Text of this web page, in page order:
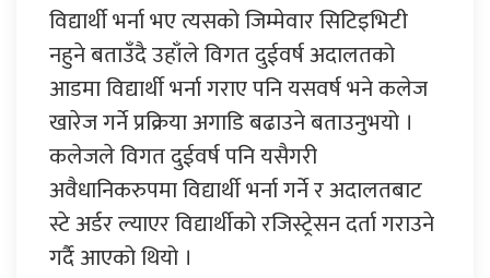
विद्यार्थी भर्ना भए त्यसको जिम्मेवार सिटिइभिटी
नहुने बताउँदै उहाँले विगत दुईवर्ष अदालतको
आडमा विद्यार्थी भर्ना गराए पनि यसवर्ष भने कलेज
खारेज गर्ने प्रक्रिया अगाडि बढाउने बताउनुभयो ।
कलेजले विगत दुईवर्ष पनि यसैगरी
अवैधानिकरुपमा विद्यार्थी भर्ना गर्ने र अदालतबाट
स्टे अर्डर ल्याएर विद्यार्थीको रजिस्ट्रेसन दर्ता गराउने
गर्दै आएको थियो ।